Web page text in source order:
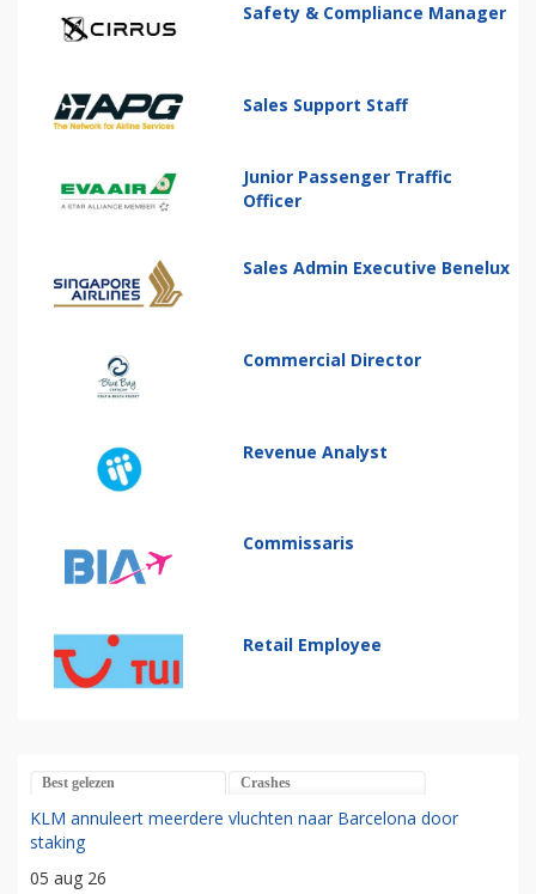
Safety & Compliance Manager
Sales Support Staff
Junior Passenger Traffic
Officer
Sales Admin Executive Benelux
Commercial Director
Revenue Analyst
Commissaris
Retail Employee
Best gelezen Crashes
KLM annuleert meerdere vluchten naar Barcelona door
staking
05 aug 26